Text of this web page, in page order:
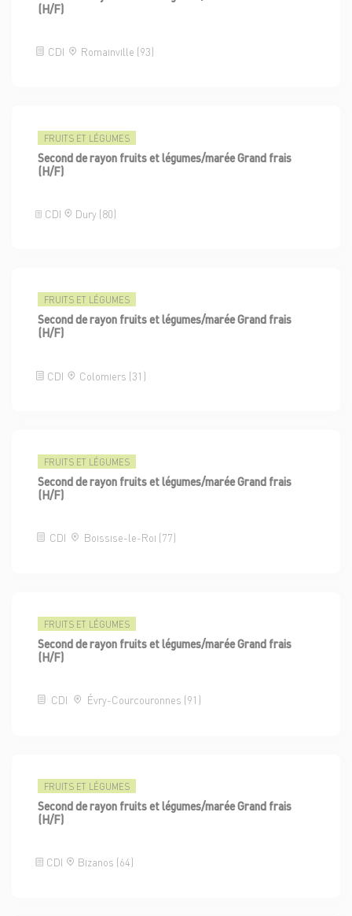
(H/F)
CDI Romainville (93)
FRUITS ET LÉGUMES
Second de rayon fruits et légumes/marée Grand frais
(H/F)
CDI Dury (80)
FRUITS ET LÉGUMES
Second de rayon fruits et légumes/marée Grand frais
(H/F)
CDI Colomiers (31)
FRUITS ET LÉGUMES
Second de rayon fruits et légumes/marée Grand frais
(H/F)
CDI Boissise-le-Roi (77)
FRUITS ET LÉGUMES
Second de rayon fruits et légumes/marée Grand frais
(H/F)
CDI Évry-Courcouronnes (91)
FRUITS ET LÉGUMES
Second de rayon fruits et légumes/marée Grand frais
(H/F)
CDI Bizanos (64)